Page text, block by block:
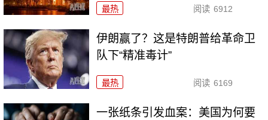
最热 阅读 6912
伊朗赢了？这是特朗普给革命卫
队下“精准毒计”
最热 阅读 6169
一张纸条引发血案：美国为何要